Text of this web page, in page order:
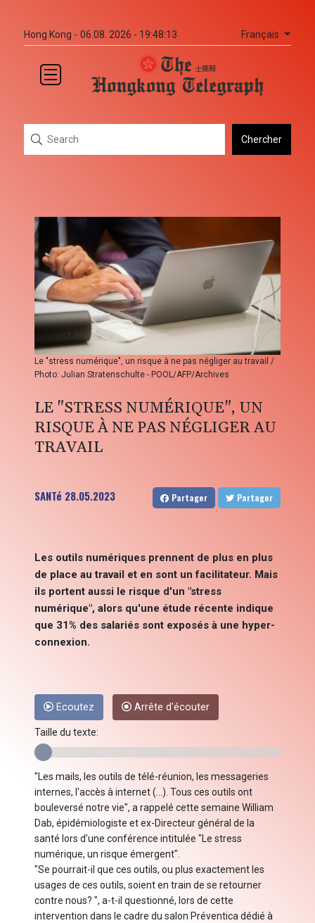
Hong Kong - 06.08. 2026 - 19:48:13 Français
Chercher
Le "stress numérique", un risque à ne pas négliger au travail /
Photo: Julian Stratenschulte - POOL/AFP/Archives
LE "STRESS NUMÉRIQUE", UN
RISQUE À NE PAS NÉGLIGER AU
TRAVAIL
SANTé 28.05.2023 Partager Partager
Les outils numériques prennent de plus en plus
de place au travail et en sont un facilitateur. Mais
ils portent aussi le risque d'un "stress
numérique", alors qu'une étude récente indique
que 31% des salariés sont exposés à une hyper-
connexion.
Ecoutez Arrête d'écouter
Taille du texte:
"Les mails, les outils de télé-réunion, les messageries
internes, l'accès à internet (...). Tous ces outils ont
bouleversé notre vie", a rappelé cette semaine William
Dab, épidémiologiste et ex-Directeur général de la
santé lors d'une conférence intitulée "Le stress
numérique, un risque émergent".
"Se pourrait-il que ces outils, ou plus exactement les
usages de ces outils, soient en train de se retourner
contre nous? ", a-t-il questionné, lors de cette
intervention dans le cadre du salon Préventica dédié à